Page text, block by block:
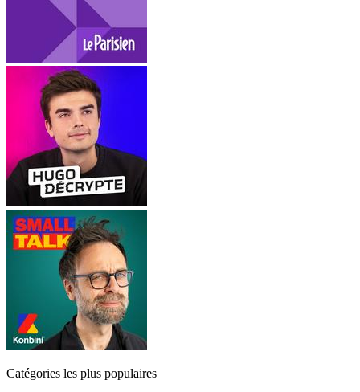
Catégories les plus populaires